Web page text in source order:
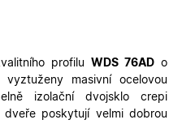
profilu WDS 76AD o
masivní ocelovou
izolační dvojsklo crepi
poskytují velmi dobrou